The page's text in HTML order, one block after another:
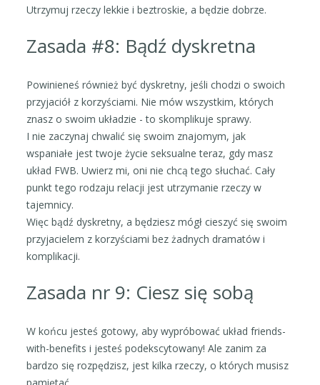
Utrzymuj rzeczy lekkie i beztroskie, a będzie dobrze.
Zasada #8: Bądź dyskretna
Powinieneś również być dyskretny, jeśli chodzi o swoich
przyjaciół z korzyściami. Nie mów wszystkim, których
znasz o swoim układzie - to skomplikuje sprawy.
I nie zaczynaj chwalić się swoim znajomym, jak
wspaniałe jest twoje życie seksualne teraz, gdy masz
układ FWB. Uwierz mi, oni nie chcą tego słuchać. Cały
punkt tego rodzaju relacji jest utrzymanie rzeczy w
tajemnicy.
Więc bądź dyskretny, a będziesz mógł cieszyć się swoim
przyjacielem z korzyściami bez żadnych dramatów i
komplikacji.
Zasada nr 9: Ciesz się sobą
W końcu jesteś gotowy, aby wypróbować układ friends-
with-benefits i jesteś podekscytowany! Ale zanim za
bardzo się rozpędzisz, jest kilka rzeczy, o których musisz